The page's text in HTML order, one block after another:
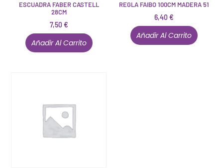
ESCUADRA FABER CASTELL
28CM
7,50€
Añadir Al Carrito
REGLA FAIBO 100CM MADERA 51
6,40€
Añadir Al Carrito